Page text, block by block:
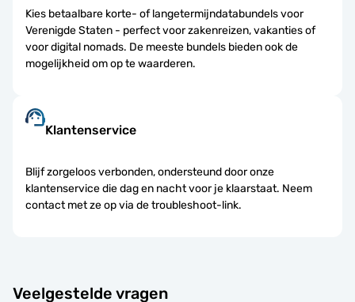
Kies betaalbare korte- of langetermijndatabundels voor
Verenigde Staten - perfect voor zakenreizen, vakanties of
voor digital nomads. De meeste bundels bieden ook de
mogelijkheid om op te waarderen.
Klantenservice
Blijf zorgeloos verbonden, ondersteund door onze
klantenservice die dag en nacht voor je klaarstaat. Neem
contact met ze op via de troubleshoot-link.
Veelgestelde vragen